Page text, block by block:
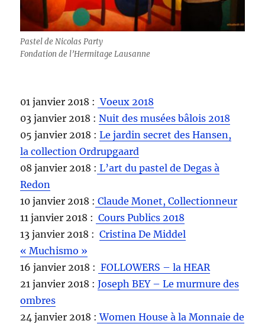
Pastel de Nicolas Party
Fondation de l’Hermitage Lausanne
01 janvier 2018 : Voeux 2018
03 janvier 2018 :Nuit des musées bâlois 2018
05 janvier 2018 :Le jardin secret des Hansen,
la collection Ordrupgaard
08 janvier 2018 : L’art du pastel de Degas à
Redon
10 janvier 2018 : Claude Monet, Collectionneur
11 janvier 2018 : Cours Publics 2018
13 janvier 2018 :Cristina De Middel
« Muchismo »
16 janvier 2018 : FOLLOWERS – la HEAR
21 janvier 2018 :Joseph BEY – Le murmure des
ombres
24 janvier 2018 : Women House à la Monnaie de